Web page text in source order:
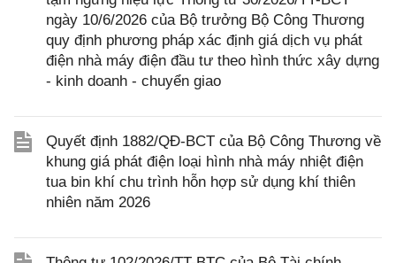
ngày 10/6/2026 của Bộ trưởng Bộ Công Thương
quy định phương pháp xác định giá dịch vụ phát
điện nhà máy điện đầu tư theo hình thức xây dựng
- kinh doanh - chuyển giao
Quyết định 1882/QĐ-BCT của Bộ Công Thương về
khung giá phát điện loại hình nhà máy nhiệt điện
tua bin khí chu trình hỗn hợp sử dụng khí thiên
nhiên năm 2026